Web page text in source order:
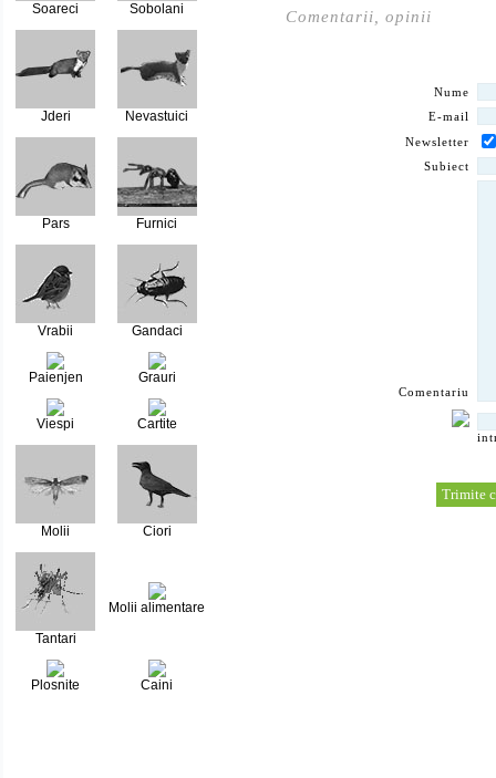
Soareci Sobolani
Jderi Nevastuici
Pars Furnici
Vrabii Gandaci
Paienjen Grauri
Viespi Cartite
Molii Ciori
Tantari
Molii alimentare
Plosnite Caini
Comentarii, opinii
Nume
E-mail
Newsletter
Subiect
Comentariu